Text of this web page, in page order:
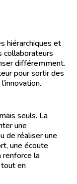
hiérarchiques et
collaborateurs
différemment.
pour sortir des
seuls. La
une
de réaliser une
une écoute
renforce la
en